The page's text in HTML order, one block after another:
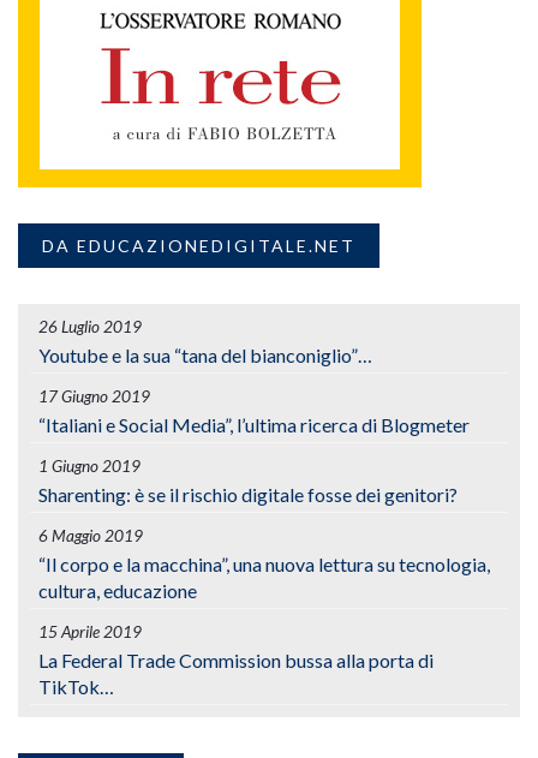
DA EDUCAZIONEDIGITALE.NET
26 Luglio 2019
Youtube e la sua “tana del bianconiglio”…
17 Giugno 2019
“Italiani e Social Media”, l’ultima ricerca di Blogmeter
1 Giugno 2019
Sharenting: è se il rischio digitale fosse dei genitori?
6 Maggio 2019
“Il corpo e la macchina”, una nuova lettura su tecnologia,
cultura, educazione
15 Aprile 2019
La Federal Trade Commission bussa alla porta di
TikTok…